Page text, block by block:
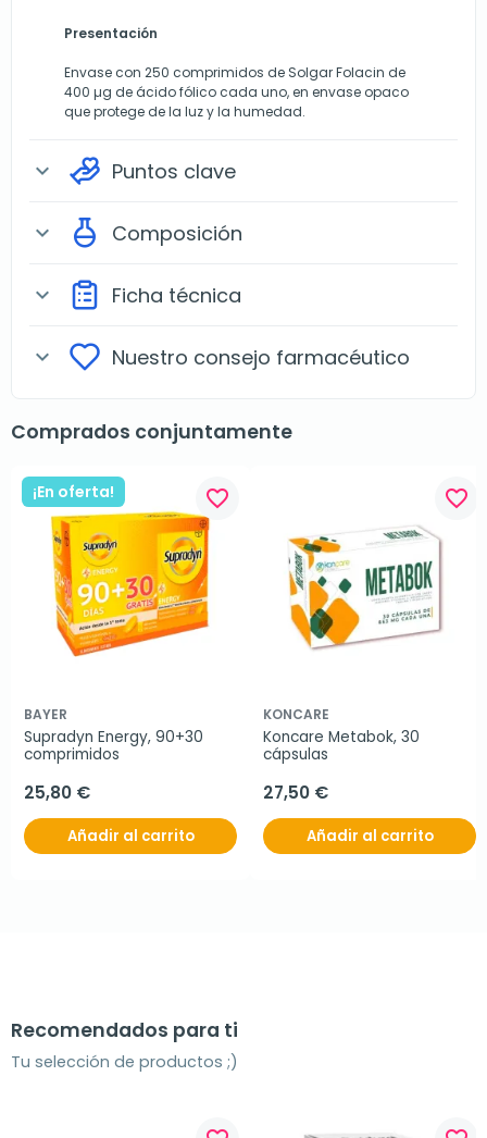
Presentación
Envase con 250 comprimidos de Solgar Folacin de
400 µg de ácido fólico cada uno, en envase opaco
que protege de la luz y la humedad.
expand_more Puntos clave
expand_more Composición
expand_more Ficha técnica
expand_more Nuestro consejo farmacéutico
Comprados conjuntamente
¡En oferta! favorite_border
BAYER
Supradyn Energy, 90+30
comprimidos
25,80 €
Añadir al carrito
favorite_border
KONCARE
Koncare Metabok, 30
cápsulas
27,50 €
Añadir al carrito
Recomendados para ti
Tu selección de productos ;)